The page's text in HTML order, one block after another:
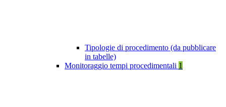
Tipologie di procedimento (da pubblicare
in tabelle)
Monitoraggio tempi procedimentali 1